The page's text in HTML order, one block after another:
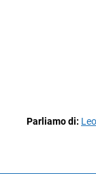
Parliamo di: